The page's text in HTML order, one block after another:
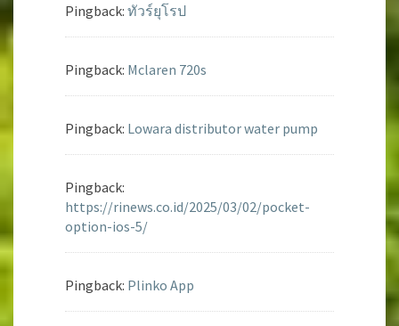
Pingback: ทัวร์ยุโรป
Pingback: Mclaren 720s
Pingback: Lowara distributor water pump
Pingback:
https://rinews.co.id/2025/03/02/pocket-
option-ios-5/
Pingback: Plinko App